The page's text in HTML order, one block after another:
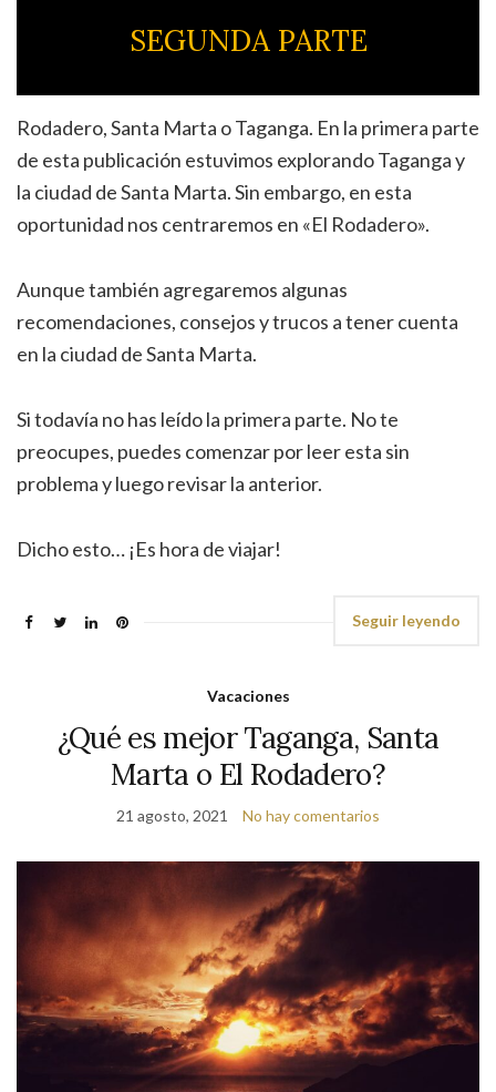
SEGUNDA PARTE
Rodadero, Santa Marta o Taganga. En la primera parte
de esta publicación estuvimos explorando Taganga y
la ciudad de Santa Marta. Sin embargo, en esta
oportunidad nos centraremos en «El Rodadero».
Aunque también agregaremos algunas
recomendaciones, consejos y trucos a tener cuenta
en la ciudad de Santa Marta.
Si todavía no has leído la primera parte. No te
preocupes, puedes comenzar por leer esta sin
problema y luego revisar la anterior.
Dicho esto… ¡Es hora de viajar!
Seguir leyendo
Vacaciones
¿Qué es mejor Taganga, Santa
Marta o El Rodadero?
21 agosto, 2021 No hay comentarios